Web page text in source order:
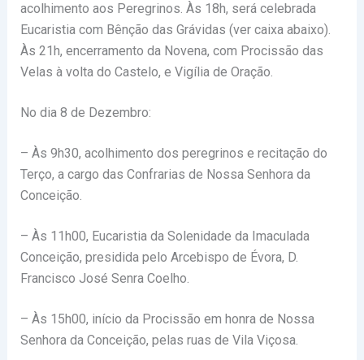
acolhimento aos Peregrinos. Às 18h, será celebrada
Eucaristia com Bênção das Grávidas (ver caixa abaixo).
Às 21h, encerramento da Novena, com Procissão das
Velas à volta do Castelo, e Vigília de Oração.
No dia 8 de Dezembro:
– Às 9h30, acolhimento dos peregrinos e recitação do
Terço, a cargo das Confrarias de Nossa Senhora da
Conceição.
– Às 11h00, Eucaristia da Solenidade da Imaculada
Conceição, presidida pelo Arcebispo de Évora, D.
Francisco José Senra Coelho.
– Às 15h00, início da Procissão em honra de Nossa
Senhora da Conceição, pelas ruas de Vila Viçosa.